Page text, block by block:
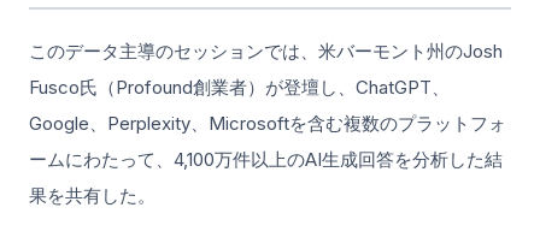
このデータ主導のセッションでは、米バーモント州のJosh
Fusco氏（Profound創業者）が登壇し、ChatGPT、
Google、Perplexity、Microsoftを含む複数のプラットフォ
ームにわたって、4,100万件以上のAI生成回答を分析した結
果を共有した。